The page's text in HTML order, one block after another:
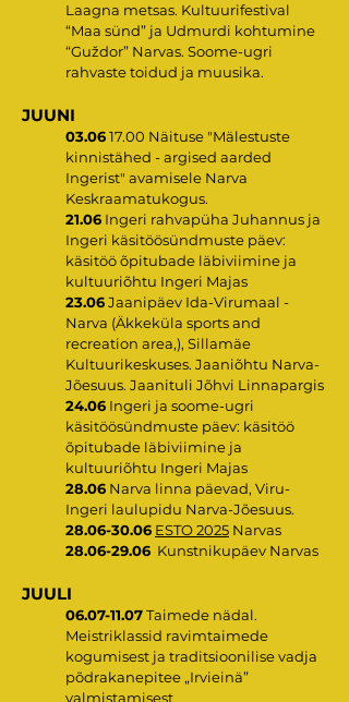
Laagna metsas. Kultuurifestival
“Maa sünd” ja Udmurdi kohtumine
“Guždor” Narvas. Soome-ugri
rahvaste toidud ja muusika.
JUUNI
03.0617.00 Näituse "Mälestuste
kinnistähed - argised aarded
Ingerist" avamisele Narva
Keskraamatukogus.
21.06 Ingeri rahvapüha Juhannus ja
Ingeri käsitöösündmuste päev:
käsitöö õpitubade läbiviimine ja
kultuuriõhtu Ingeri Majas
23.06Jaanipäev Ida-Virumaal -
Narva (Äkkeküla sports and
recreation area,), Sillamäe
Kultuurikeskuses. Jaaniõhtu Narva-
Jõesuus. Jaanituli Jõhvi Linnapargis
24.06 Ingeri ja soome-ugri
käsitöösündmuste päev: käsitöö
õpitubade läbiviimine ja
kultuuriõhtu Ingeri Majas
28.06 Narva linna päevad, Viru-
Ingeri laulupidu Narva-Jõesuus.
28.06-30.06 ESTO 2025 Narvas
28.06-29.06 Kunstnikupäev Narvas
JUULI
06.07-11.07Taimede nädal.
Meistriklassid ravimtaimede
kogumisest ja traditsioonilise vadja
põdrakanepitee „Irvieinä”
valmistamisest